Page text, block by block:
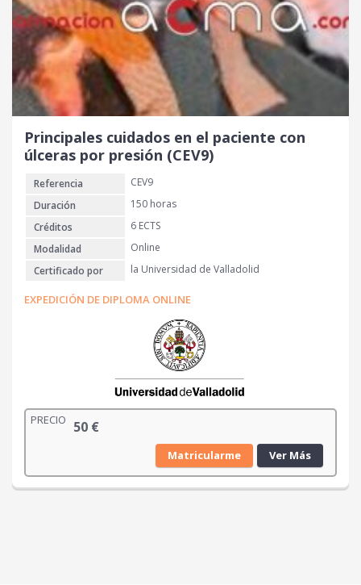
Principales cuidados en el paciente con
úlceras por presión (CEV9)
Referencia
CEV9
Duración
150 horas
Créditos
6 ECTS
Modalidad
Online
Certificado por
la Universidad de Valladolid
EXPEDICIÓN DE DIPLOMA ONLINE
PRECIO 50 €
Matricularme Ver Más